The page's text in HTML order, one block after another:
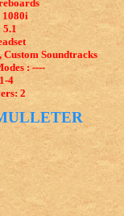
1080i
Soundtracks
: ----
4
2